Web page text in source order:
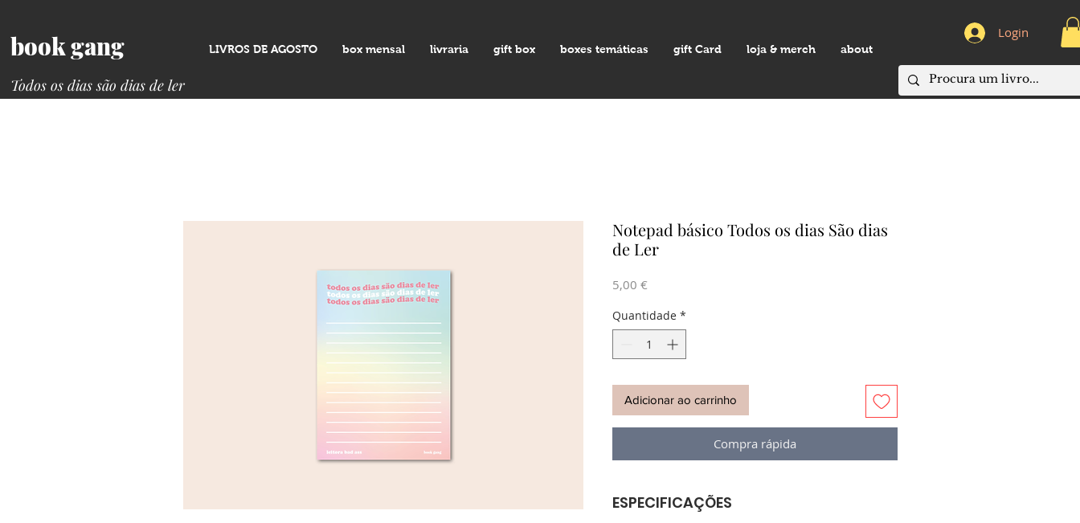
LIVROS DE AGOSTO box mensal livraria gift box boxes temáticas gift Card loja & merch about
Login
book gang
Todos os dias são dias de ler
Notepad básico Todos os dias São dias
de Ler
5,00 €
Quantidade *
Adicionar ao carrinho
Compra rápida
ESPECIFICAÇÕES